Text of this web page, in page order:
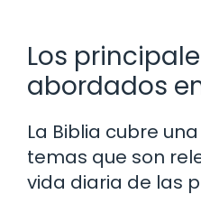
Los
abordados
La Biblia cubre
temas que son
vida diaria de las